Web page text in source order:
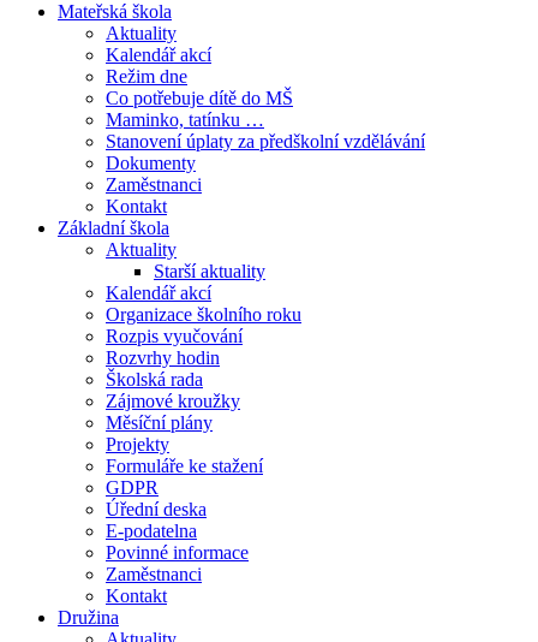
Mateřská škola
Aktuality
Kalendář akcí
Režim dne
Co potřebuje dítě do MŠ
Maminko, tatínku …
Stanovení úplaty za předškolní vzdělávání
Dokumenty
Zaměstnanci
Kontakt
Základní škola
Aktuality
Starší aktuality
Kalendář akcí
Organizace školního roku
Rozpis vyučování
Rozvrhy hodin
Školská rada
Zájmové kroužky
Měsíční plány
Projekty
Formuláře ke stažení
GDPR
Úřední deska
E-podatelna
Povinné informace
Zaměstnanci
Kontakt
Družina